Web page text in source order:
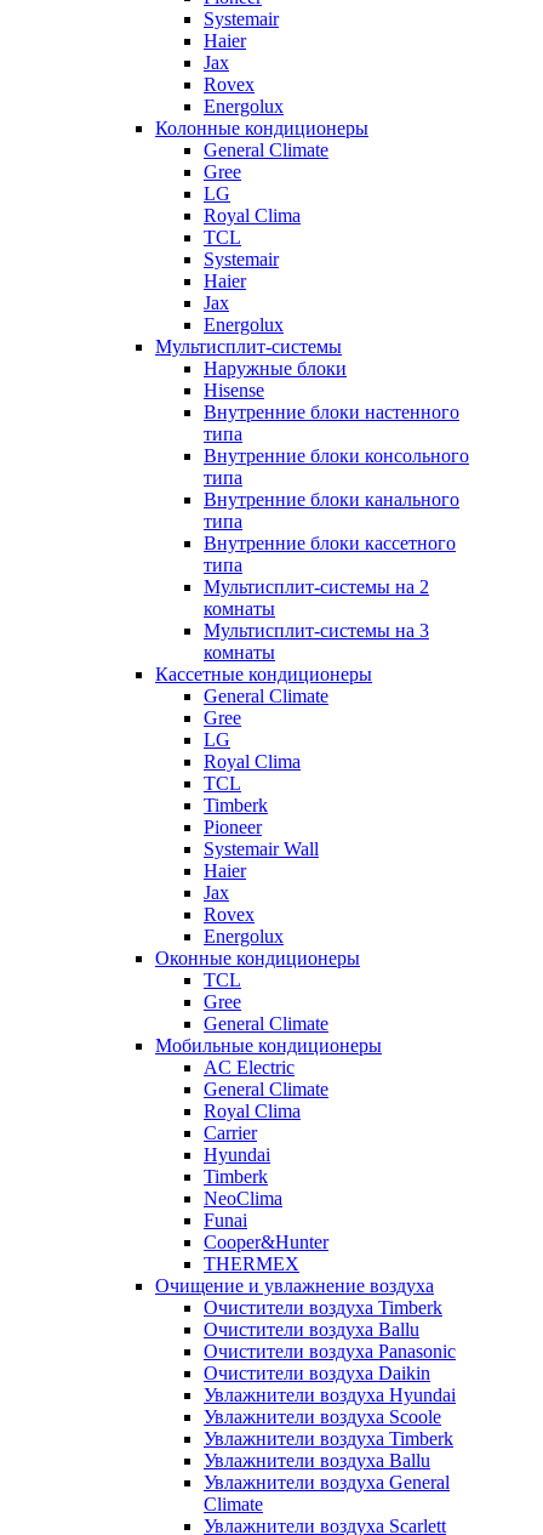
Systemair
Haier
Jax
Rovex
Energolux
Колонные кондиционеры
General Climate
Gree
LG
Royal Clima
TCL
Systemair
Haier
Jax
Energolux
Мультисплит-системы
Наружные блоки
Hisense
Внутренние блоки настенного
типа
Внутренние блоки консольного
типа
Внутренние блоки канального
типа
Внутренние блоки кассетного
типа
Мультисплит-системы на 2
комнаты
Мультисплит-системы на 3
комнаты
Кассетные кондиционеры
General Climate
Gree
LG
Royal Clima
TCL
Timberk
Pioneer
Systemair Wall
Haier
Jax
Rovex
Energolux
Оконные кондиционеры
TCL
Gree
General Climate
Мобильные кондиционеры
AC Electric
General Climate
Royal Clima
Carrier
Hyundai
Timberk
NeoClima
Funai
Cooper&Hunter
THERMEX
Очищение и увлажнение воздуха
Очистители воздуха Timberk
Очистители воздуха Ballu
Очистители воздуха Panasonic
Очистители воздуха Daikin
Увлажнители воздуха Hyundai
Увлажнители воздуха Scoole
Увлажнители воздуха Timberk
Увлажнители воздуха Ballu
Увлажнители воздуха General
Climate
Увлажнители воздуха Scarlett